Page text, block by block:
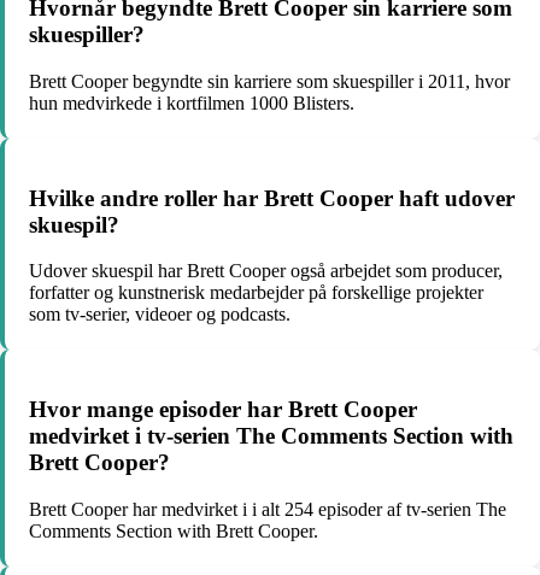
Hvornår begyndte Brett Cooper sin karriere som
skuespiller?
Brett Cooper begyndte sin karriere som skuespiller i 2011, hvor
hun medvirkede i kortfilmen 1000 Blisters.
Hvilke andre roller har Brett Cooper haft udover
skuespil?
Udover skuespil har Brett Cooper også arbejdet som producer,
forfatter og kunstnerisk medarbejder på forskellige projekter
som tv-serier, videoer og podcasts.
Hvor mange episoder har Brett Cooper
medvirket i tv-serien The Comments Section with
Brett Cooper?
Brett Cooper har medvirket i i alt 254 episoder af tv-serien The
Comments Section with Brett Cooper.